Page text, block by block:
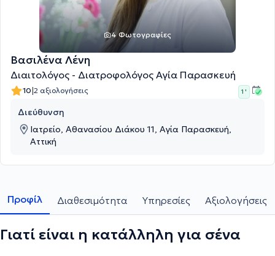
4 Φωτογραφίες
Βασιλένα Λένη
Διαιτολόγος - Διατροφολόγος Αγία Παρασκευή
10|2 αξιολογήσεις 1 '
Διεύθυνση
Ιατρείο, Αθανασίου Διάκου 11, Αγία Παρασκευή,
Αττική
Προφίλ Διαθεσιμότητα Υπηρεσίες Αξιολογήσεις
Γιατί είναι η κατάλληλη για σένα